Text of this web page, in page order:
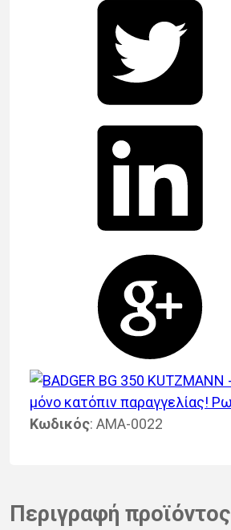
Κωδικός: ΑΜΑ-0022
Περιγραφή προϊόντος